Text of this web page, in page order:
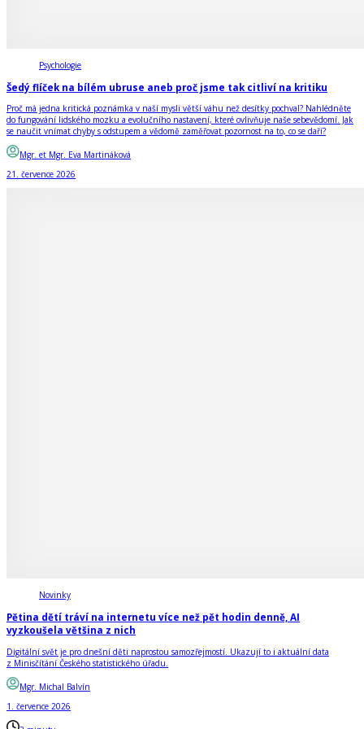
Psychologie
Šedý flíček na bílém ubruse aneb proč jsme tak citliví na kritiku
Proč má jedna kritická poznámka v naší mysli větší váhu než desítky pochval? Nahlédněte
do fungování lidského mozku a evolučního nastavení, které ovlivňuje naše sebevědomí. Jak
se naučit vnímat chyby s odstupem a vědomě zaměřovat pozornost na to, co se daří?
Mgr. et Mgr. Eva Martináková
21. července 2026
Novinky
Pětina dětí tráví na internetu více než pět hodin denně, AI
vyzkoušela většina z nich
Digitální svět je pro dnešní děti naprostou samozřejmostí. Ukazují to i aktuální data
z Minisčítání Českého statistického úřadu.
Mgr. Michal Balvín
1. července 2026